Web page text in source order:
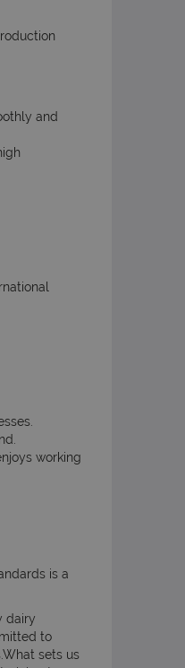
and
working
is a
dairy
to
sets us